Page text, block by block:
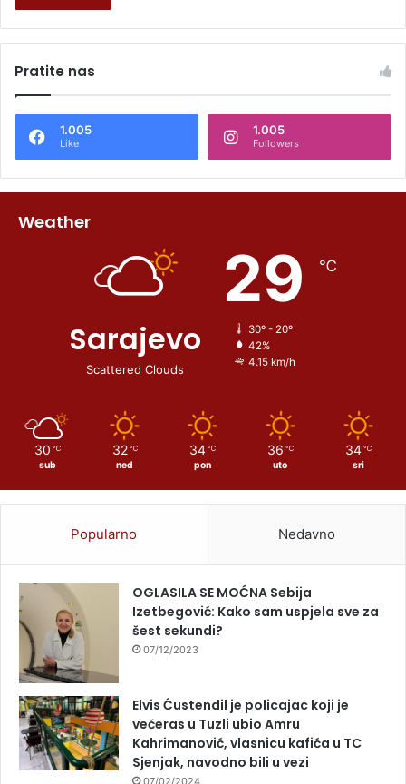
Pratite nas
1.005
Like
1.005
Followers
Weather
Sarajevo
Scattered Clouds
29 ℃
30º - 20º
42%
4.15 km/h
30 ℃
sub
32 ℃
ned
34 ℃
pon
36 ℃
uto
34 ℃
sri
Popularno Nedavno
OGLASILA SE MOĆNA Sebija
Izetbegović: Kako sam uspjela sve za
šest sekundi?
07/12/2023
Elvis Ćustendil je policajac koji je
večeras u Tuzli ubio Amru
Kahrimanović, vlasnicu kafića u TC
Sjenjak, navodno bili u vezi
07/02/2024